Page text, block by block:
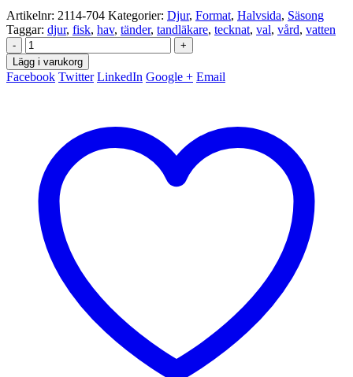
Artikelnr: 2114-704 Kategorier: Djur, Format, Halvsida, Säsong
Taggar: djur, fisk, hav, tänder, tandläkare, tecknat, val, vård, vatten
-
+
Lägg i varukorg
Facebook Twitter LinkedIn Google + Email